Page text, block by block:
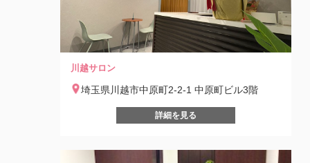
川越サロン
埼玉県川越市中原町2-2-1 中原町ビル3階
詳細を見る